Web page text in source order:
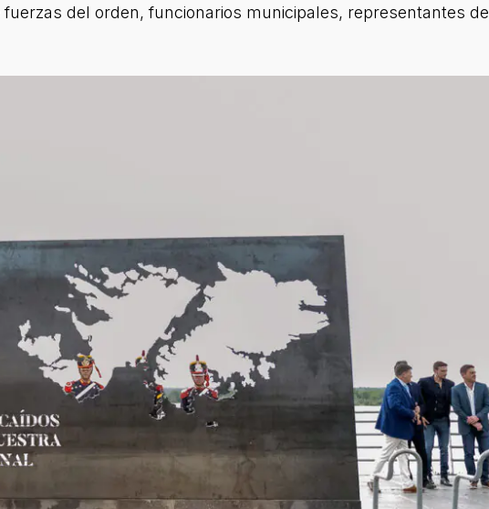
del orden, funcionarios municipales, representantes de